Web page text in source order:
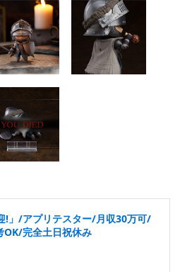
!」/アプリテスター/月収30万可/
OK/完全土日祝休み